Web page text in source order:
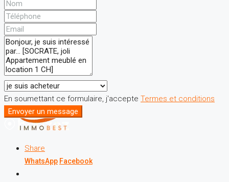
En soumettant ce formulaire, j'accepte Termes et conditions
Envoyer un message
Share
WhatsApp Facebook